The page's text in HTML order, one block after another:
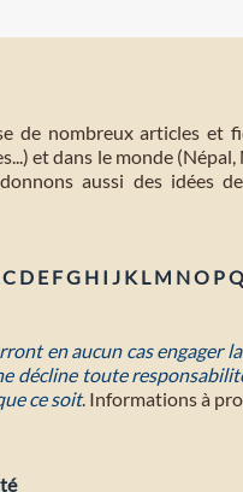
de nombreux articles et
et dans le monde
aussi des idées
C D E FG H I J K L M NO PQ
en aucun cas engager
décline toute
ce soit. Informations à